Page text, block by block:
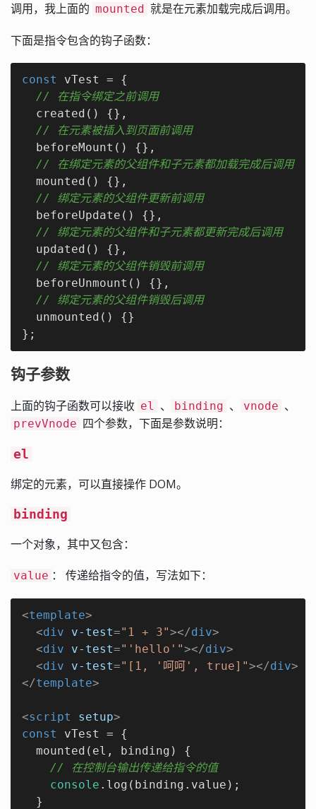
调用，我上面的 mounted 就是在元素加载完成后调用。
下面是指令包含的钩子函数：
const
vTest = {
// 在指令绑定之前调用
  created() {},
// 在元素被插入到页面前调用
  beforeMount() {},
// 在绑定元素的父组件和子元素都加载完成后调用
  mounted() {},
// 绑定元素的父组件更新前调用
  beforeUpdate() {},
// 绑定元素的父组件和子元素都更新完成后调用
  updated() {},
// 绑定元素的父组件销毁前调用
  beforeUnmount() {},
// 绑定元素的父组件销毁后调用
  unmounted() {}
};
钩子参数
上面的钩子函数可以接收 el 、 binding 、 vnode 、
prevVnode 四个参数，下面是参数说明：
el
绑定的元素，可以直接操作 DOM。
binding
一个对象，其中又包含：
value ： 传递给指令的值，写法如下：
<template>
<div v-test="1 + 3"></div>
<div v-test="'hello'"></div>
<div v-test="[1, '呵呵', true]"></div>
</template>
<script setup>
const
vTest = {
  mounted(el, binding) {
// 在控制台输出传递给指令的值
console .log(binding.value);
  }